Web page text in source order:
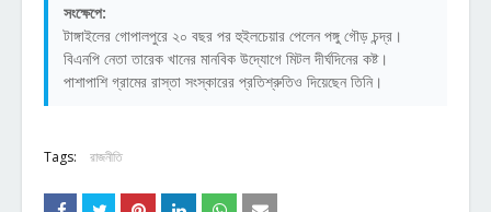
সংক্ষেপে:
টাঙ্গাইলের গোপালপুরে ২০ বছর পর হুইলচেয়ার পেলেন পঙ্গু গৌড় চন্দ্র।
বিএনপি নেতা তারেক খানের মানবিক উদ্যোগে মিটল দীর্ঘদিনের কষ্ট।
পাশাপাশি গ্রামের রাস্তা সংস্কারের প্রতিশ্রুতিও দিয়েছেন তিনি।
Tags: রাজনীতি